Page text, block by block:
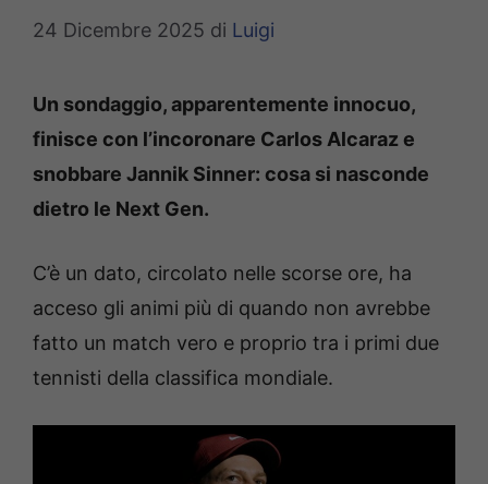
24 Dicembre 2025 di Luigi
Un sondaggio, apparentemente innocuo,
finisce con l’incoronare Carlos Alcaraz e
snobbare Jannik Sinner: cosa si nasconde
dietro le Next Gen.
C’è un dato, circolato nelle scorse ore, ha
acceso gli animi più di quando non avrebbe
fatto un match vero e proprio tra i primi due
tennisti della classifica mondiale.